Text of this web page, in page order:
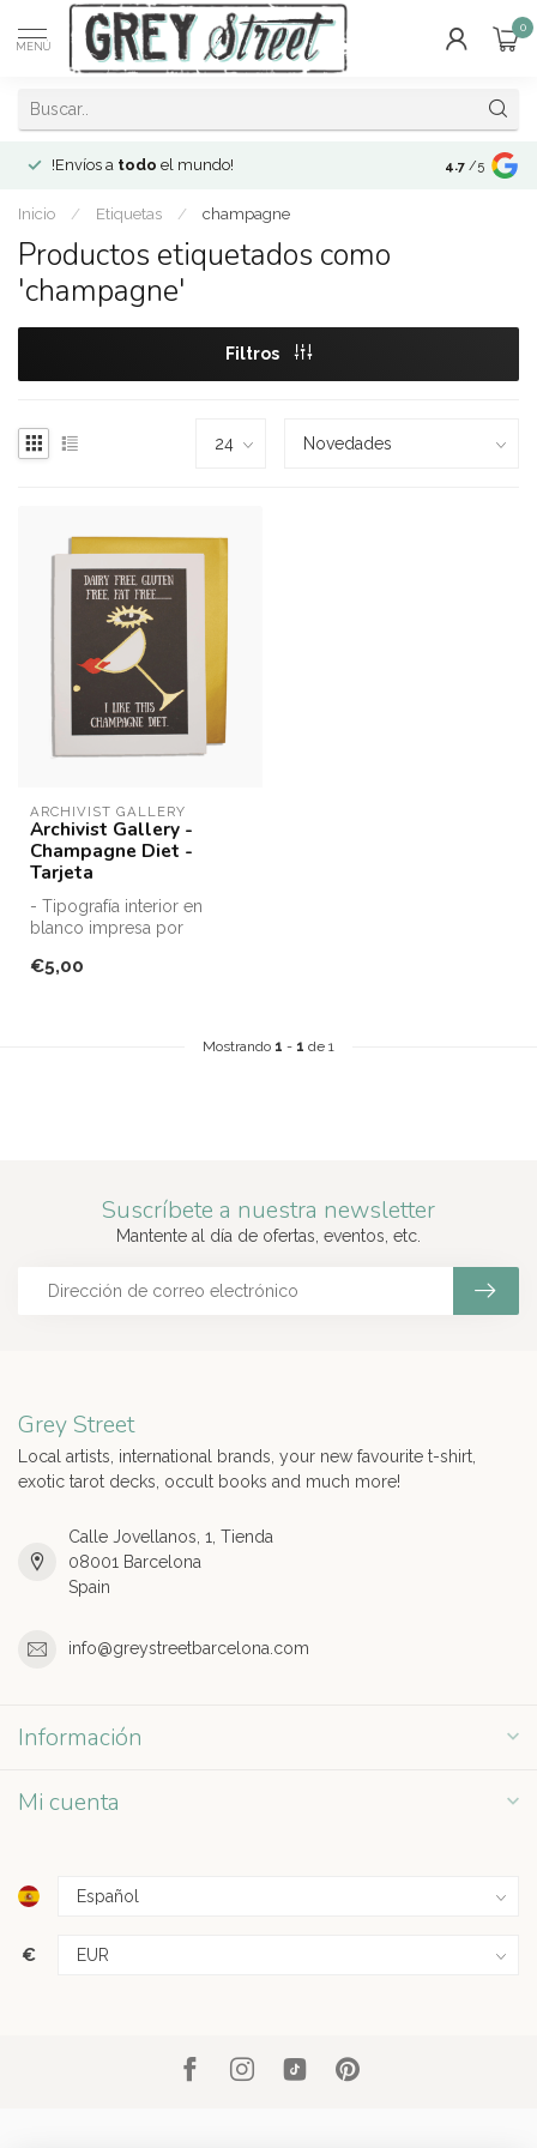
MENÚ
0
!Envíos a todo el mundo! Open since
4.7 /5
Inicio / Etiquetas / champagne
Productos etiquetados como
'champagne'
Filtros
ARCHIVIST GALLERY
Archivist Gallery -
Champagne Diet -
Tarjeta
- Tipografía interior en
blanco impresa por
- Acreditado FSC
€5,00
Mostrando 1 - 1 de 1
Suscríbete a nuestra newsletter
Mantente al día de ofertas, eventos, etc.
Grey Street
Local artists, international brands, your new favourite t-shirt,
exotic tarot decks, occult books and much more!
Calle Jovellanos, 1, Tienda
08001 Barcelona
Spain
info@greystreetbarcelona.com
Información
Mi cuenta
€